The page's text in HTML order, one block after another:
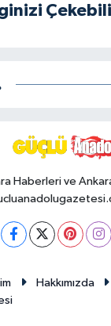
Haberleri ve
Hakkımızda